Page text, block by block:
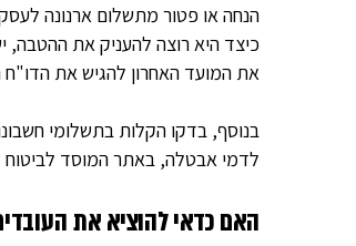
הנחה או פטור מתשלום ארנונה
כיצד היא רוצה להעניק את ההטבה,
את המועד האחרון להגיש את
בנוסף, בדקו הקלות בתשלומי
לדמי אבטלה, באתר המוסד לביטוח
האם כדאי להוציא את